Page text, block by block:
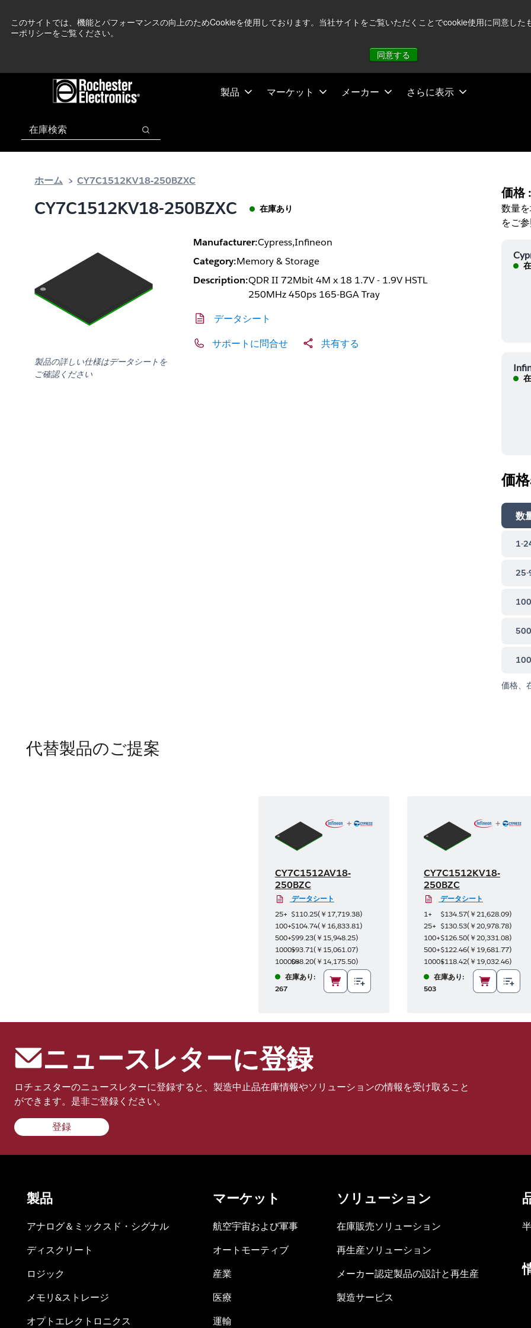
このサイトでは、機能とパフォーマンスの向上のためCookieを使用しております。当社サイトをご覧いただくことでcookie使用に同意し
ーポリシーをご覧ください。
同意する
製品 マーケット メーカー さらに表示
検索
検索
ホーム CY7C1512KV18-250BZXC
CY7C1512KV18-250BZXC 在庫あり
製品の詳しい仕様はデータシートを
ご確認ください
Manufacturer:Cypress,Infineon
Category:Memory & Storage
Description:QDR II 72Mbit 4M x 18 1.7V - 1.9V HSTL
250MHz 450ps 165-BGA Tray
データシート
サポートに問合せ 共有する
価格 :
数量
をご
価
数
1-
25-
価格、
代替製品のご提案
CY7C1512AV18-
250BZC
データシート
25+ $110.25(￥17,719.38)
100+$104.74(￥16,833.81)
500+$99.23(￥15,948.25)
1000+$93.71(￥15,061.07)
10000+$88.20(￥14,175.50)
在庫あり:
267
CY7C1512KV18-
250BZC
データシート
1+
$134.57(￥21,628.09)
25+ $130.53(￥20,978.78)
100+$126.50(￥20,331.08)
500+$122.46(￥19,681.77)
1000+$118.42(￥19,032.46)
在庫あり:
503
ニュースレターに登録
ロチェスターのニュースレターに登録すると、製造中止品在庫情報やソリューションの情報を受け取ること
ができます。是非ご登録ください。
登録
製品
アナログ＆ミックスド・シグナル
ディスクリート
ロジック
メモリ&ストレージ
オプトエレクトロニクス
マーケット
航空宇宙および軍事
オートモーティブ
産業
医療
運輸
ソリューション
在庫販売ソリューション
再生産ソリューション
メーカー認定製品の設計と再生産
製造サービス